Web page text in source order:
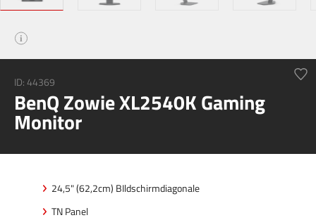
i
ID:44369
BenQ Zowie XL2540K Gaming
Monitor
24,5" (62,2cm) BIldschirmdiagonale
TN Panel